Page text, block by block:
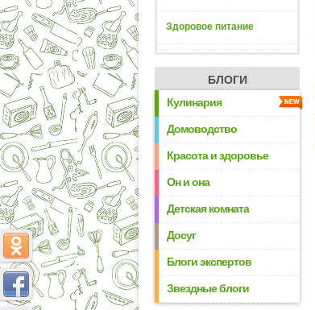
Здоровое питание
БЛОГИ
Кулинария
Домоводство
Красота и здоровье
Он и она
Детская комната
Досуг
Блоги экспертов
Звездные блоги